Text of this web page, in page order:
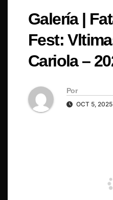
Galería |
Fest:
Cariola –
Por
OCT 5, 2025